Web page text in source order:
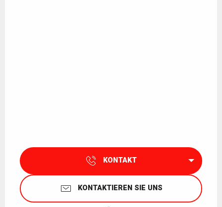
KONTAKT
KONTAKTIEREN SIE UNS